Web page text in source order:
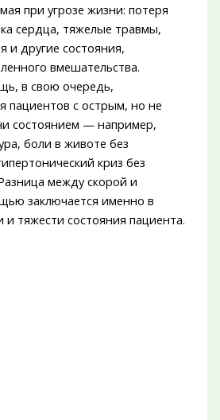
при угрозе жизни: потеря
сердца, тяжелые травмы,
и другие состояния,
вмешательства.
в свою очередь,
пациентов с острым, но не
состоянием — например,
боли в животе без
криз без
между скорой и
заключается именно в
и тяжести состояния пациента.